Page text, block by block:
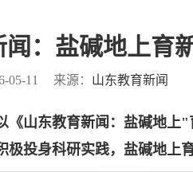
闻：盐碱地上育
05-11 来源： 山东教育新闻
《山东教育新闻：盐碱地
投身科研实践，盐碱地上育